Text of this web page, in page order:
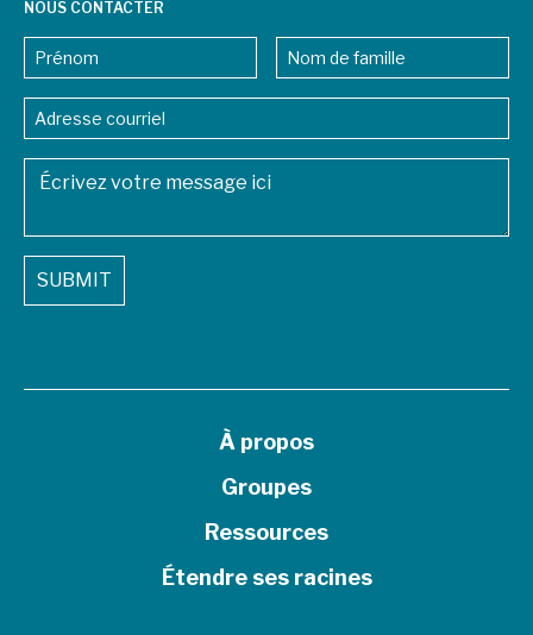
NOUS CONTACTER
NAME*
NAME
ADDRESS *
MESSAGE
SUBMIT
À propos
Groupes
Ressources
Étendre ses racines